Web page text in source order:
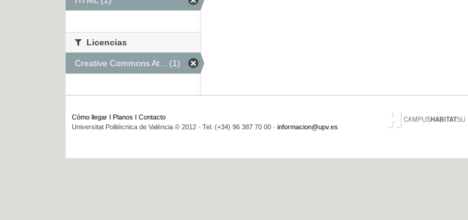
Licencias
Creative Commons At... (1)
Cómo llegar Planos
Contacto
Universitat Politècnica de València © 2012 · Tel. (+34) 96 387 70 00 · informacion@upv.es